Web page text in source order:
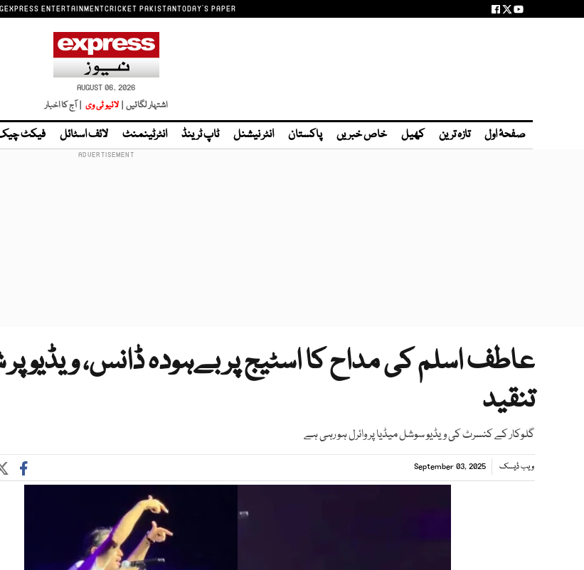
EXPRESS ENTERTAINMENTCRICKET PAKISTANTODAY'S PAPER
AUGUST 06, 2026
اشتہار لگائیں | لائیو ٹی وی | آج کا اخبار
صفحۂ اول تازہ ترین کھیل خاص خبریں پاکستان انٹر نیشنل ٹاپ ٹرینڈ انٹرٹینمنٹ لائف اسٹائل فیکٹ
عاطف اسلم کی مداح کا اسٹیج پر بےہودہ ڈانس، ویڈیو
تنقید
گلوکار کے کنسرٹ کی ویڈیو سوشل میڈیا پر وائرل ہو رہی ہے
ویب ڈیسک September 03, 2025